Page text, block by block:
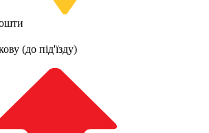
(до під'їзду)